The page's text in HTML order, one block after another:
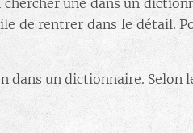
une dans un
rentrer dans le détail.
un dictionnaire. Selon